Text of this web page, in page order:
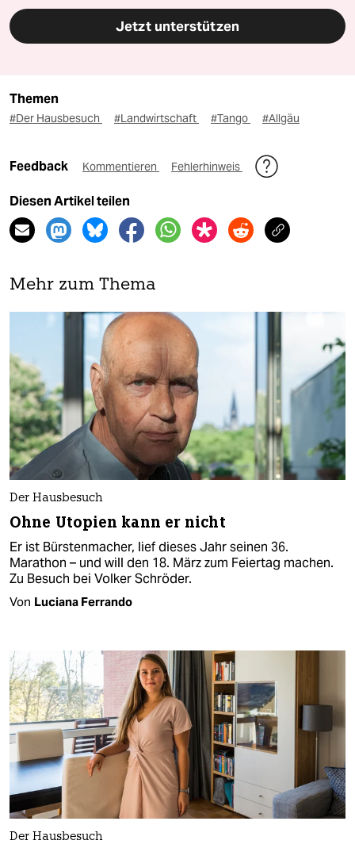
Jetzt unterstützen
Themen
#Der Hausbesuch #Landwirtschaft #Tango #Allgäu
Feedback Kommentieren Fehlerhinweis
Diesen Artikel teilen
Mehr zum Thema
Der Hausbesuch
Ohne Utopien kann er nicht
Er ist Bürstenmacher, lief dieses Jahr seinen 36.
Marathon – und will den 18. März zum Feiertag machen.
Zu Besuch bei Volker Schröder.
Von Luciana Ferrando
Der Hausbesuch